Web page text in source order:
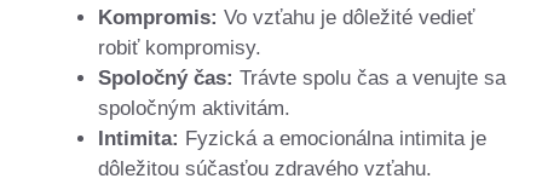
Kompromis: Vo vzťahu je dôležité vedieť
robiť kompromisy.
Spoločný čas: Trávte spolu čas a venujte sa
spoločným aktivitám.
Intimita: Fyzická a emocionálna intimita je
dôležitou súčasťou zdravého vzťahu.